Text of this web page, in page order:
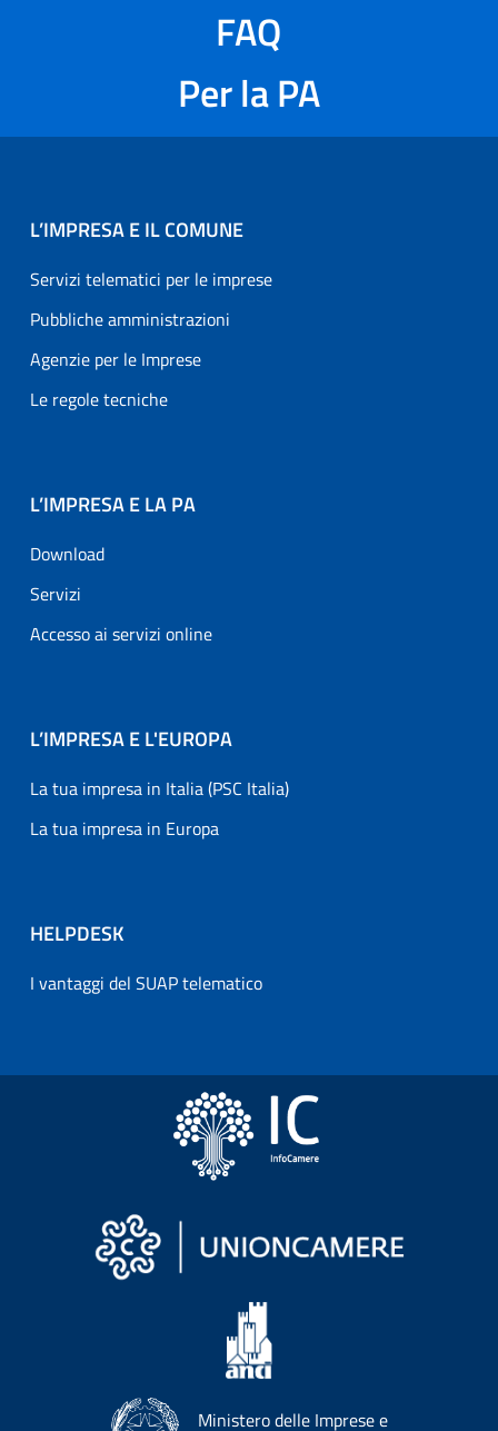
FAQ
Per la PA
L’IMPRESA E IL COMUNE
Servizi telematici per le imprese
Pubbliche amministrazioni
Agenzie per le Imprese
Le regole tecniche
L’IMPRESA E LA PA
Download
Servizi
Accesso ai servizi online
L’IMPRESA E L'EUROPA
La tua impresa in Italia (PSC Italia)
La tua impresa in Europa
HELPDESK
I vantaggi del SUAP telematico
Ministero delle Imprese e